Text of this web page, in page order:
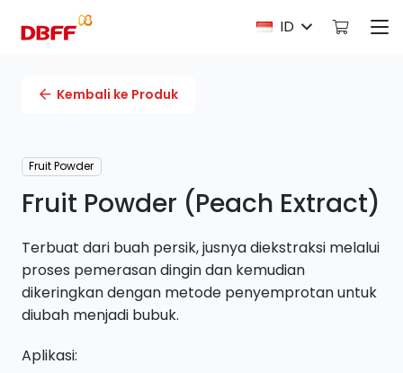
ID
Kembali ke Produk
Fruit Powder
Fruit Powder (Peach Extract)
Terbuat dari buah persik, jusnya diekstraksi melalui
proses pemerasan dingin dan kemudian
dikeringkan dengan metode penyemprotan untuk
diubah menjadi bubuk.
Aplikasi: